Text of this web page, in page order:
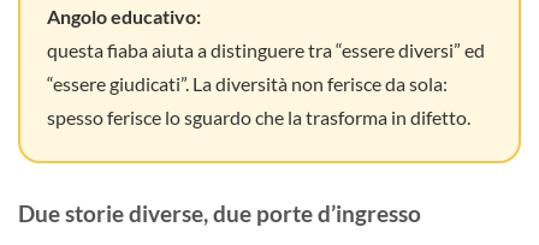
Angolo educativo:
questa fiaba aiuta a distinguere tra “essere diversi” ed
“essere giudicati”. La diversità non ferisce da sola:
spesso ferisce lo sguardo che la trasforma in difetto.
Due storie diverse, due porte d’ingresso